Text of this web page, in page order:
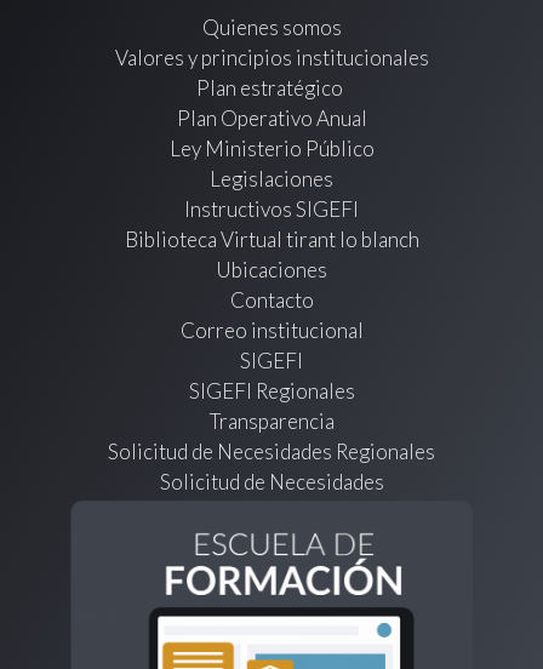
Quienes somos
Valores y principios institucionales
Plan estratégico
Plan Operativo Anual
Ley Ministerio Público
Legislaciones
Instructivos SIGEFI
Biblioteca Virtual tirant lo blanch
Ubicaciones
Contacto
Correo institucional
SIGEFI
SIGEFI Regionales
Transparencia
Solicitud de Necesidades Regionales
Solicitud de Necesidades